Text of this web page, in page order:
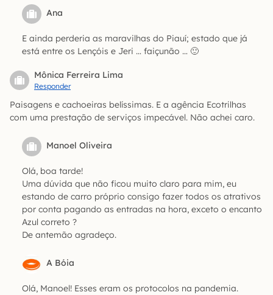
Ana
E ainda perderia as maravilhas do Piauí; estado que já
está entre os Lençóis e Jeri … faiçunão … 🙂
Mônica Ferreira Lima
Responder
Paisagens e cachoeiras belíssimas. E a agência Ecotrilhas
com uma prestação de serviços impecável. Não achei caro.
Manoel Oliveira
Olá, boa tarde!
Uma dúvida que não ficou muito claro para mim, eu
estando de carro próprio consigo fazer todos os atrativos
por conta pagando as entradas na hora, exceto o encanto
Azul correto ?
De antemão agradeço.
A Bóia
Olá, Manoel! Esses eram os protocolos na pandemia.